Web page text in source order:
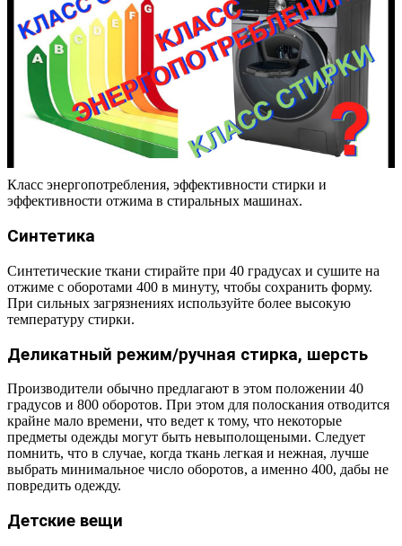
Класс энергопотребления, эффективности стирки и
эффективности отжима в стиральных машинах.
Синтетика
Синтетические ткани стирайте при 40 градусах и сушите на
отжиме с оборотами 400 в минуту, чтобы сохранить форму.
При сильных загрязнениях используйте более высокую
температуру стирки.
Деликатный режим/ручная стирка, шерсть
Производители обычно предлагают в этом положении 40
градусов и 800 оборотов. При этом для полоскания отводится
крайне мало времени, что ведет к тому, что некоторые
предметы одежды могут быть невыполощеными. Следует
помнить, что в случае, когда ткань легкая и нежная, лучше
выбрать минимальное число оборотов, а именно 400, дабы не
повредить одежду.
Детские вещи